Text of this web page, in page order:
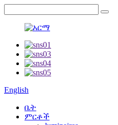
English
ቤት
ምርቶች